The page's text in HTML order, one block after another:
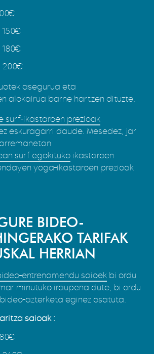
200€
asegurua eta
alokairua barne hartzen dituzte.
surf-ikastaroen prezioak
eskuragarri daude. Mesedez, jar
surf egokituko ikastaroen
yoga-ikastaroen prezioak
BIDEO-
TARIFAK
HERRIAN
entrenamendu saioek bi ordu
minutuko iraupena dute, bi ordu
azterketa eginez osatuta.
saioak :